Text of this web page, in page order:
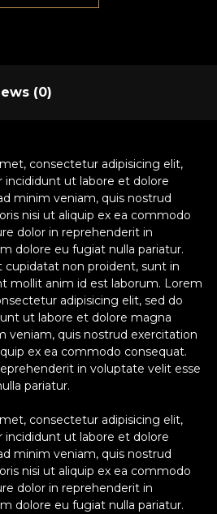
(0)
consectetur adipisicing elit,
ut labore et dolore
minim veniam, quis nostrud
nisi ut aliquip ex ea commodo
dolor in reprehenderit in
dolore eu fugiat nulla pariatur.
cupidatat non proident, sunt in
mollit anim id est laborum. Lorem
adipisicing elit, sed do
ut labore et dolore magna
veniam, quis nostrud exercitation
ex ea commodo consequat.
in voluptate velit esse
pariatur.
consectetur adipisicing elit,
ut labore et dolore
minim veniam, quis nostrud
nisi ut aliquip ex ea commodo
dolor in reprehenderit in
dolore eu fugiat nulla pariatur.